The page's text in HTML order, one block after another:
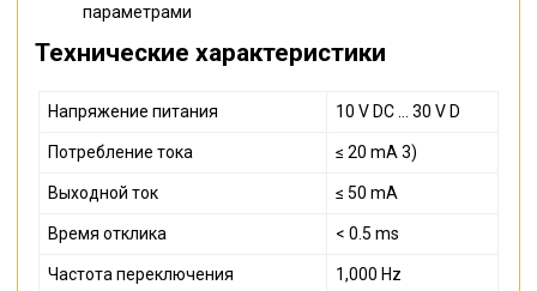
параметрами
Технические характеристики
Напряжение питания 10 V DC ... 30 V D
Потребление тока ≤ 20 mA 3)
Выходной ток ≤ 50 mA
Время отклика < 0.5 ms
Частота переключения 1,000 Hz